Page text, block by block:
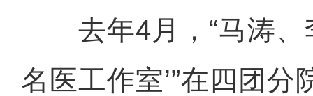
去年4月，“马涛、
名医工作室’”在四团分